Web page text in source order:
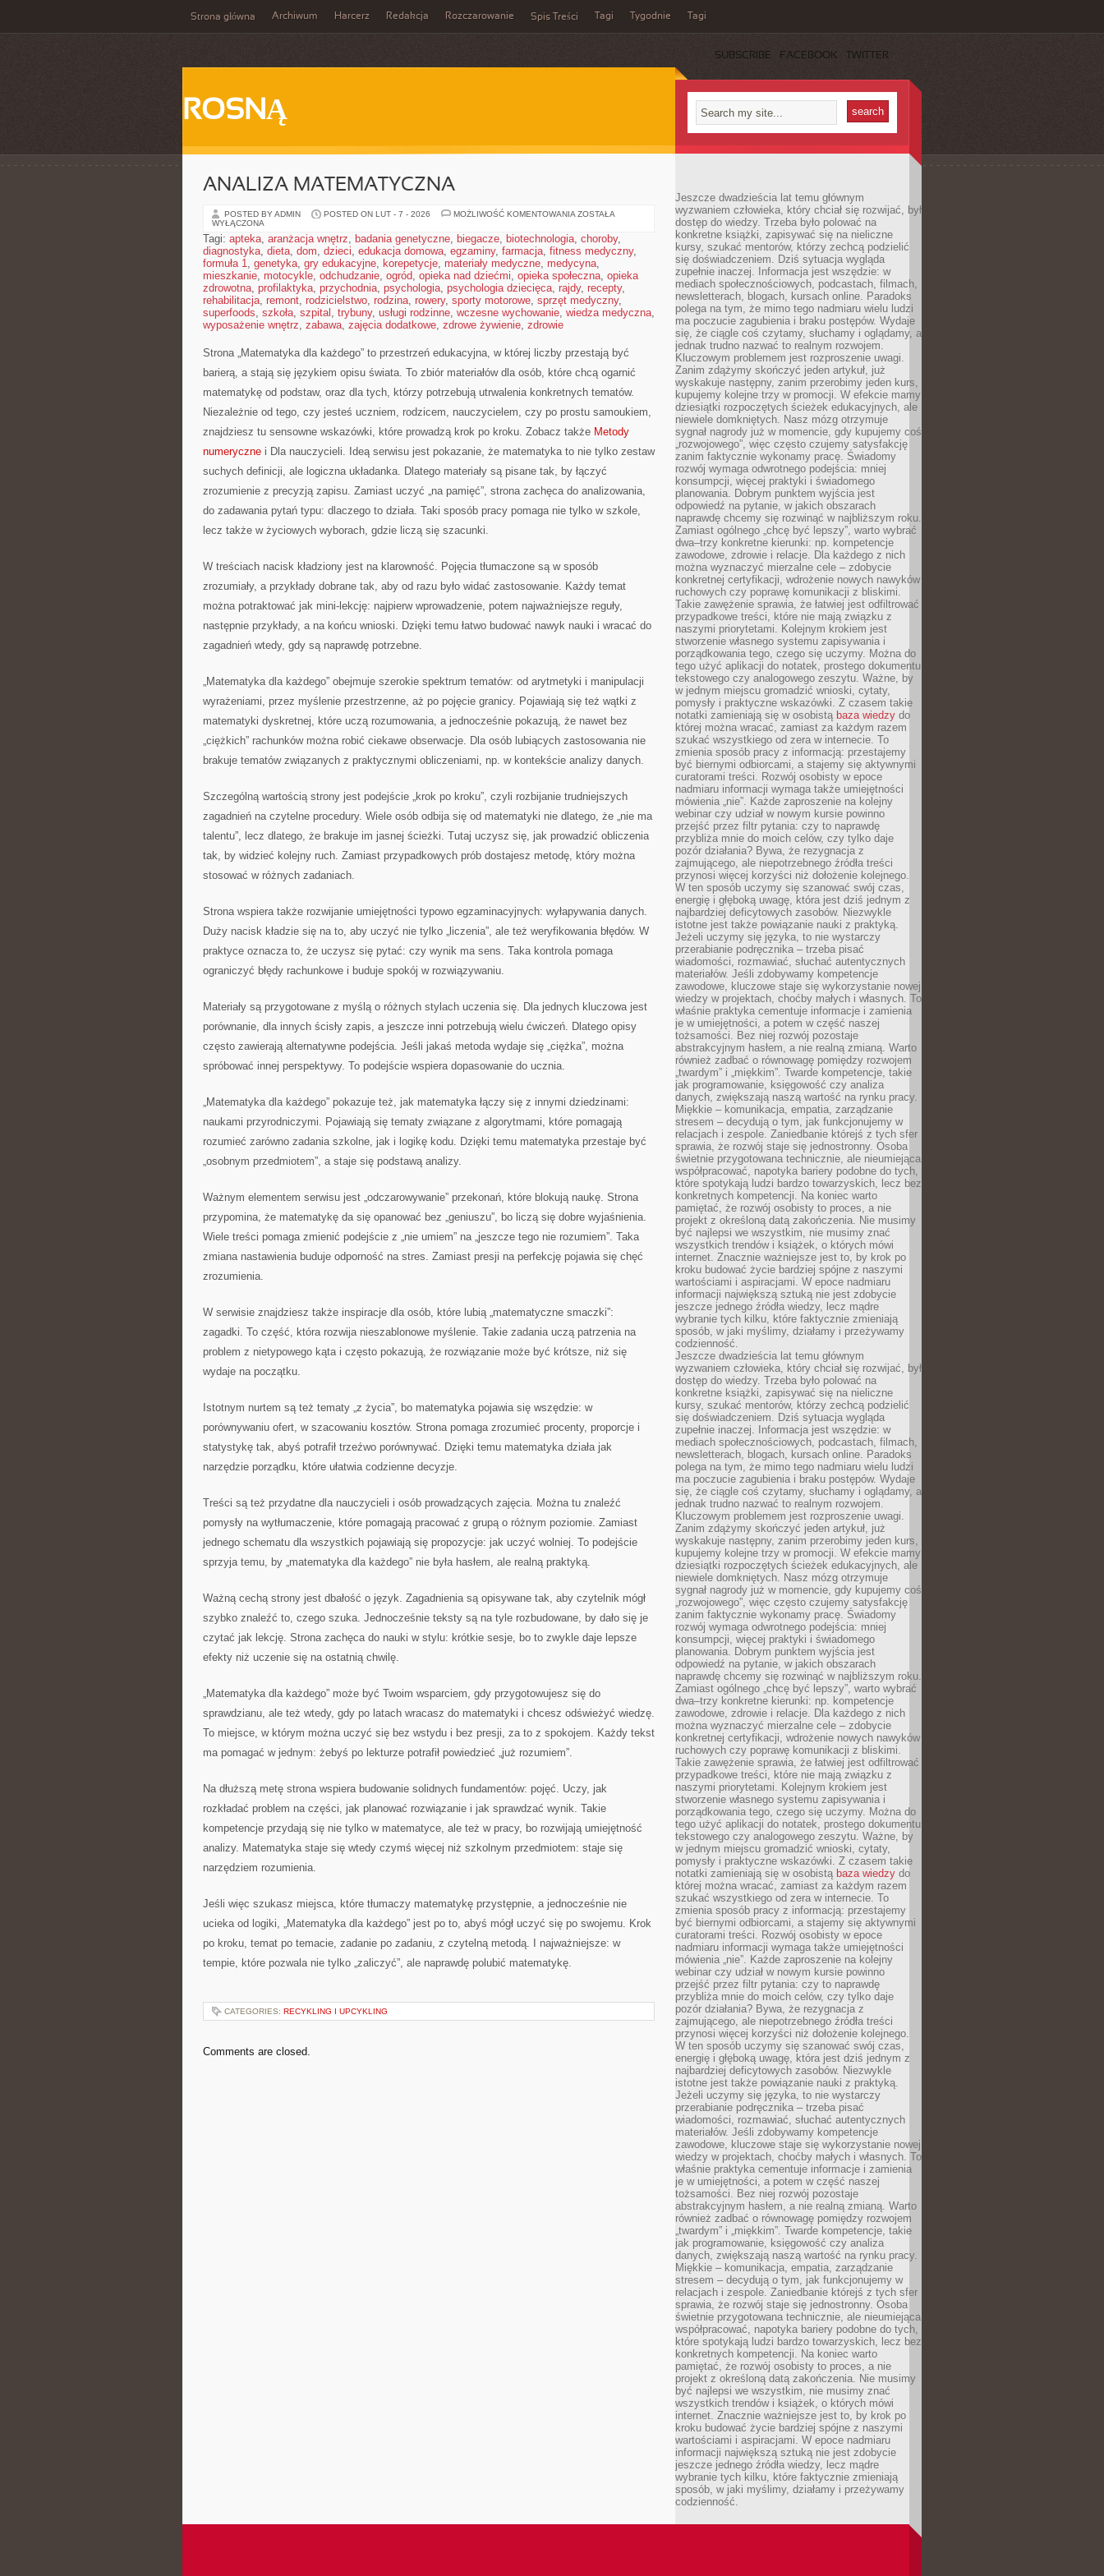
Strona główna Archiwum Harcerz Redakcja Rozczarowanie Spis Treści Tagi Tygodnie Tagi
SUBSCRIBE FACEBOOK TWITTER
ROSNĄ
ANALIZA MATEMATYCZNA
POSTED BY ADMIN POSTED ON LUT - 7 - 2026 MOŻLIWOŚĆ KOMENTOWANIA ANALIZA
ZOSTAŁA
WYŁĄCZONA
Tagi: apteka, aranżacja wnętrz, badania genetyczne, biegacze, biotechnologia, choroby,
diagnostyka, dieta, dom, dzieci, edukacja domowa, egzaminy, farmacja, fitness medyczny,
formuła 1, genetyka, gry edukacyjne, korepetycje, materiały medyczne, medycyna,
mieszkanie, motocykle, odchudzanie, ogród, opieka nad dziećmi, opieka społeczna, opieka
zdrowotna, profilaktyka, przychodnia, psychologia, psychologia dziecięca, rajdy, recepty,
rehabilitacja, remont, rodzicielstwo, rodzina, rowery, sporty motorowe, sprzęt medyczny,
superfoods, szkoła, szpital , trybuny, usługi rodzinne, wczesne wychowanie, wiedza medyczna,
wyposażenie wnętrz, zabawa, zajęcia dodatkowe, zdrowe żywienie, zdrowie
Strona „Matematyka dla każdego” to przestrzeń edukacyjna, w której liczby przestają być
barierą, a stają się językiem opisu świata. To zbiór materiałów dla osób, które chcą ogarnić
matematykę od podstaw, oraz dla tych, którzy potrzebują utrwalenia konkretnych tematów.
Niezależnie od tego, czy jesteś uczniem, rodzicem, nauczycielem, czy po prostu samoukiem,
znajdziesz tu sensowne wskazówki, które prowadzą krok po kroku. Zobacz także Metody
numeryczne i Dla nauczycieli. Ideą serwisu jest pokazanie, że matematyka to nie tylko zestaw
suchych definicji, ale logiczna układanka. Dlatego materiały są pisane tak, by łączyć
zrozumienie z precyzją zapisu. Zamiast uczyć „na pamięć”, strona zachęca do analizowania,
do zadawania pytań typu: dlaczego to działa. Taki sposób pracy pomaga nie tylko w szkole,
lecz także w życiowych wyborach, gdzie liczą się szacunki.
W treściach nacisk kładziony jest na klarowność. Pojęcia tłumaczone są w sposób
zrozumiały, a przykłady dobrane tak, aby od razu było widać zastosowanie. Każdy temat
można potraktować jak mini-lekcję: najpierw wprowadzenie, potem najważniejsze reguły,
następnie przykłady, a na końcu wnioski. Dzięki temu łatwo budować nawyk nauki i wracać do
zagadnień wtedy, gdy są naprawdę potrzebne.
„Matematyka dla każdego” obejmuje szerokie spektrum tematów: od arytmetyki i manipulacji
wyrażeniami, przez myślenie przestrzenne, aż po pojęcie granicy. Pojawiają się też wątki z
matematyki dyskretnej, które uczą rozumowania, a jednocześnie pokazują, że nawet bez
„ciężkich” rachunków można robić ciekawe obserwacje. Dla osób lubiących zastosowania nie
brakuje tematów związanych z praktycznymi obliczeniami, np. w kontekście analizy danych.
Szczególną wartością strony jest podejście „krok po kroku”, czyli rozbijanie trudniejszych
zagadnień na czytelne procedury. Wiele osób odbija się od matematyki nie dlatego, że „nie ma
talentu”, lecz dlatego, że brakuje im jasnej ścieżki. Tutaj uczysz się, jak prowadzić obliczenia
tak, by widzieć kolejny ruch. Zamiast przypadkowych prób dostajesz metodę, który można
stosować w różnych zadaniach.
Strona wspiera także rozwijanie umiejętności typowo egzaminacyjnych: wyłapywania danych.
Duży nacisk kładzie się na to, aby uczyć nie tylko „liczenia”, ale też weryfikowania błędów. W
praktyce oznacza to, że uczysz się pytać: czy wynik ma sens. Taka kontrola pomaga
ograniczyć błędy rachunkowe i buduje spokój w rozwiązywaniu.
Materiały są przygotowane z myślą o różnych stylach uczenia się. Dla jednych kluczowa jest
porównanie, dla innych ścisły zapis, a jeszcze inni potrzebują wielu ćwiczeń. Dlatego opisy
często zawierają alternatywne podejścia. Jeśli jakaś metoda wydaje się „ciężka”, można
spróbować innej perspektywy. To podejście wspiera dopasowanie do ucznia.
„Matematyka dla każdego” pokazuje też, jak matematyka łączy się z innymi dziedzinami:
naukami przyrodniczymi. Pojawiają się tematy związane z algorytmami, które pomagają
rozumieć zarówno zadania szkolne, jak i logikę kodu. Dzięki temu matematyka przestaje być
„osobnym przedmiotem”, a staje się podstawą analizy.
Ważnym elementem serwisu jest „odczarowywanie” przekonań, które blokują naukę. Strona
przypomina, że matematykę da się opanować bez „geniuszu”, bo liczą się dobre wyjaśnienia.
Wiele treści pomaga zmienić podejście z „nie umiem” na „jeszcze tego nie rozumiem”. Taka
zmiana nastawienia buduje odporność na stres. Zamiast presji na perfekcję pojawia się chęć
zrozumienia.
W serwisie znajdziesz także inspiracje dla osób, które lubią „matematyczne smaczki”:
zagadki. To część, która rozwija nieszablonowe myślenie. Takie zadania uczą patrzenia na
problem z nietypowego kąta i często pokazują, że rozwiązanie może być krótsze, niż się
wydaje na początku.
Istotnym nurtem są też tematy „z życia”, bo matematyka pojawia się wszędzie: w
porównywaniu ofert, w szacowaniu kosztów. Strona pomaga zrozumieć procenty, proporcje i
statystykę tak, abyś potrafił trzeźwo porównywać. Dzięki temu matematyka działa jak
narzędzie porządku, które ułatwia codzienne decyzje.
Treści są też przydatne dla nauczycieli i osób prowadzących zajęcia. Można tu znaleźć
pomysły na wytłumaczenie, które pomagają pracować z grupą o różnym poziomie. Zamiast
jednego schematu dla wszystkich pojawiają się propozycje: jak uczyć wolniej. To podejście
sprzyja temu, by „matematyka dla każdego” nie była hasłem, ale realną praktyką.
Ważną cechą strony jest dbałość o język. Zagadnienia są opisywane tak, aby czytelnik mógł
szybko znaleźć to, czego szuka. Jednocześnie teksty są na tyle rozbudowane, by dało się je
czytać jak lekcję. Strona zachęca do nauki w stylu: krótkie sesje, bo to zwykle daje lepsze
efekty niż uczenie się na ostatnią chwilę.
„Matematyka dla każdego” może być Twoim wsparciem, gdy przygotowujesz się do
sprawdzianu, ale też wtedy, gdy po latach wracasz do matematyki i chcesz odświeżyć wiedzę.
To miejsce, w którym można uczyć się bez wstydu i bez presji, za to z spokojem. Każdy tekst
ma pomagać w jednym: żebyś po lekturze potrafił powiedzieć „już rozumiem”.
Na dłuższą metę strona wspiera budowanie solidnych fundamentów: pojęć. Uczy, jak
rozkładać problem na części, jak planować rozwiązanie i jak sprawdzać wynik. Takie
kompetencje przydają się nie tylko w matematyce, ale też w pracy, bo rozwijają umiejętność
analizy. Matematyka staje się wtedy czymś więcej niż szkolnym przedmiotem: staje się
narzędziem rozumienia.
Jeśli więc szukasz miejsca, które tłumaczy matematykę przystępnie, a jednocześnie nie
ucieka od logiki, „Matematyka dla każdego” jest po to, abyś mógł uczyć się po swojemu. Krok
po kroku, temat po temacie, zadanie po zadaniu, z czytelną metodą. I najważniejsze: w
tempie, które pozwala nie tylko „zaliczyć”, ale naprawdę polubić matematykę.
CATEGORIES: RECYKLING I UPCYKLING
Comments are closed.
Jeszcze dwadzieścia lat temu głównym
wyzwaniem człowieka, który chciał się rozwijać, był
dostęp do wiedzy. Trzeba było polować na
konkretne książki, zapisywać się na nieliczne
kursy, szukać mentorów, którzy zechcą podzielić
się doświadczeniem. Dziś sytuacja wygląda
zupełnie inaczej. Informacja jest wszędzie: w
mediach społecznościowych, podcastach, filmach,
newsletterach, blogach, kursach online. Paradoks
polega na tym, że mimo tego nadmiaru wielu ludzi
ma poczucie zagubienia i braku postępów. Wydaje
się, że ciągle coś czytamy, słuchamy i oglądamy, a
jednak trudno nazwać to realnym rozwojem.
Kluczowym problemem jest rozproszenie uwagi.
Zanim zdążymy skończyć jeden artykuł, już
wyskakuje następny, zanim przerobimy jeden kurs,
kupujemy kolejne trzy w promocji. W efekcie mamy
dziesiątki rozpoczętych ścieżek edukacyjnych, ale
niewiele domkniętych. Nasz mózg otrzymuje
sygnał nagrody już w momencie, gdy kupujemy coś
„rozwojowego”, więc często czujemy satysfakcję
zanim faktycznie wykonamy pracę. Świadomy
rozwój wymaga odwrotnego podejścia: mniej
konsumpcji, więcej praktyki i świadomego
planowania. Dobrym punktem wyjścia jest
odpowiedź na pytanie, w jakich obszarach
naprawdę chcemy się rozwinąć w najbliższym roku.
Zamiast ogólnego „chcę być lepszy”, warto wybrać
dwa–trzy konkretne kierunki: np. kompetencje
zawodowe, zdrowie i relacje. Dla każdego z nich
można wyznaczyć mierzalne cele – zdobycie
konkretnej certyfikacji, wdrożenie nowych nawyków
ruchowych czy poprawę komunikacji z bliskimi.
Takie zawężenie sprawia, że łatwiej jest odfiltrować
przypadkowe treści, które nie mają związku z
naszymi priorytetami. Kolejnym krokiem jest
stworzenie własnego systemu zapisywania i
porządkowania tego, czego się uczymy. Można do
tego użyć aplikacji do notatek, prostego dokumentu
tekstowego czy analogowego zeszytu. Ważne, by
w jednym miejscu gromadzić wnioski, cytaty,
pomysły i praktyczne wskazówki. Z czasem takie
notatki zamieniają się w osobistą baza wiedzy do
której można wracać, zamiast za każdym razem
szukać wszystkiego od zera w internecie. To
zmienia sposób pracy z informacją: przestajemy
być biernymi odbiorcami, a stajemy się aktywnymi
curatorami treści. Rozwój osobisty w epoce
nadmiaru informacji wymaga także umiejętności
mówienia „nie”. Każde zaproszenie na kolejny
webinar czy udział w nowym kursie powinno
przejść przez filtr pytania: czy to naprawdę
przybliża mnie do moich celów, czy tylko daje
pozór działania? Bywa, że rezygnacja z
zajmującego, ale niepotrzebnego źródła treści
przynosi więcej korzyści niż dołożenie kolejnego.
W ten sposób uczymy się szanować swój czas,
energię i głęboką uwagę, która jest dziś jednym z
najbardziej deficytowych zasobów. Niezwykle
istotne jest także powiązanie nauki z praktyką.
Jeżeli uczymy się języka, to nie wystarczy
przerabianie podręcznika – trzeba pisać
wiadomości, rozmawiać, słuchać autentycznych
materiałów. Jeśli zdobywamy kompetencje
zawodowe, kluczowe staje się wykorzystanie nowej
wiedzy w projektach, choćby małych i własnych. To
właśnie praktyka cementuje informacje i zamienia
je w umiejętności, a potem w część naszej
tożsamości. Bez niej rozwój pozostaje
abstrakcyjnym hasłem, a nie realną zmianą. Warto
również zadbać o równowagę pomiędzy rozwojem
„twardym” i „miękkim”. Twarde kompetencje, takie
jak programowanie, księgowość czy analiza
danych, zwiększają naszą wartość na rynku pracy.
Miękkie – komunikacja, empatia, zarządzanie
stresem – decydują o tym, jak funkcjonujemy w
relacjach i zespole. Zaniedbanie którejś z tych sfer
sprawia, że rozwój staje się jednostronny. Osoba
świetnie przygotowana technicznie, ale nieumiejąca
współpracować, napotyka bariery podobne do tych,
które spotykają ludzi bardzo towarzyskich, lecz bez
konkretnych kompetencji. Na koniec warto
pamiętać, że rozwój osobisty to proces, a nie
projekt z określoną datą zakończenia. Nie musimy
być najlepsi we wszystkim, nie musimy znać
wszystkich trendów i książek, o których mówi
internet. Znacznie ważniejsze jest to, by krok po
kroku budować życie bardziej spójne z naszymi
wartościami i aspiracjami. W epoce nadmiaru
informacji największą sztuką nie jest zdobycie
jeszcze jednego źródła wiedzy, lecz mądre
wybranie tych kilku, które faktycznie zmieniają
sposób, w jaki myślimy, działamy i przeżywamy
codzienność.
Jeszcze dwadzieścia lat temu głównym
wyzwaniem człowieka, który chciał się rozwijać, był
dostęp do wiedzy. Trzeba było polować na
konkretne książki, zapisywać się na nieliczne
kursy, szukać mentorów, którzy zechcą podzielić
się doświadczeniem. Dziś sytuacja wygląda
zupełnie inaczej. Informacja jest wszędzie: w
mediach społecznościowych, podcastach, filmach,
newsletterach, blogach, kursach online. Paradoks
polega na tym, że mimo tego nadmiaru wielu ludzi
ma poczucie zagubienia i braku postępów. Wydaje
się, że ciągle coś czytamy, słuchamy i oglądamy, a
jednak trudno nazwać to realnym rozwojem.
Kluczowym problemem jest rozproszenie uwagi.
Zanim zdążymy skończyć jeden artykuł, już
wyskakuje następny, zanim przerobimy jeden kurs,
kupujemy kolejne trzy w promocji. W efekcie mamy
dziesiątki rozpoczętych ścieżek edukacyjnych, ale
niewiele domkniętych. Nasz mózg otrzymuje
sygnał nagrody już w momencie, gdy kupujemy coś
„rozwojowego”, więc często czujemy satysfakcję
zanim faktycznie wykonamy pracę. Świadomy
rozwój wymaga odwrotnego podejścia: mniej
konsumpcji, więcej praktyki i świadomego
planowania. Dobrym punktem wyjścia jest
odpowiedź na pytanie, w jakich obszarach
naprawdę chcemy się rozwinąć w najbliższym roku.
Zamiast ogólnego „chcę być lepszy”, warto wybrać
dwa–trzy konkretne kierunki: np. kompetencje
zawodowe, zdrowie i relacje. Dla każdego z nich
można wyznaczyć mierzalne cele – zdobycie
konkretnej certyfikacji, wdrożenie nowych nawyków
ruchowych czy poprawę komunikacji z bliskimi.
Takie zawężenie sprawia, że łatwiej jest odfiltrować
przypadkowe treści, które nie mają związku z
naszymi priorytetami. Kolejnym krokiem jest
stworzenie własnego systemu zapisywania i
porządkowania tego, czego się uczymy. Można do
tego użyć aplikacji do notatek, prostego dokumentu
tekstowego czy analogowego zeszytu. Ważne, by
w jednym miejscu gromadzić wnioski, cytaty,
pomysły i praktyczne wskazówki. Z czasem takie
notatki zamieniają się w osobistą baza wiedzy do
której można wracać, zamiast za każdym razem
szukać wszystkiego od zera w internecie. To
zmienia sposób pracy z informacją: przestajemy
być biernymi odbiorcami, a stajemy się aktywnymi
curatorami treści. Rozwój osobisty w epoce
nadmiaru informacji wymaga także umiejętności
mówienia „nie”. Każde zaproszenie na kolejny
webinar czy udział w nowym kursie powinno
przejść przez filtr pytania: czy to naprawdę
przybliża mnie do moich celów, czy tylko daje
pozór działania? Bywa, że rezygnacja z
zajmującego, ale niepotrzebnego źródła treści
przynosi więcej korzyści niż dołożenie kolejnego.
W ten sposób uczymy się szanować swój czas,
energię i głęboką uwagę, która jest dziś jednym z
najbardziej deficytowych zasobów. Niezwykle
istotne jest także powiązanie nauki z praktyką.
Jeżeli uczymy się języka, to nie wystarczy
przerabianie podręcznika – trzeba pisać
wiadomości, rozmawiać, słuchać autentycznych
materiałów. Jeśli zdobywamy kompetencje
zawodowe, kluczowe staje się wykorzystanie nowej
wiedzy w projektach, choćby małych i własnych. To
właśnie praktyka cementuje informacje i zamienia
je w umiejętności, a potem w część naszej
tożsamości. Bez niej rozwój pozostaje
abstrakcyjnym hasłem, a nie realną zmianą. Warto
również zadbać o równowagę pomiędzy rozwojem
„twardym” i „miękkim”. Twarde kompetencje, takie
jak programowanie, księgowość czy analiza
danych, zwiększają naszą wartość na rynku pracy.
Miękkie – komunikacja, empatia, zarządzanie
stresem – decydują o tym, jak funkcjonujemy w
relacjach i zespole. Zaniedbanie którejś z tych sfer
sprawia, że rozwój staje się jednostronny. Osoba
świetnie przygotowana technicznie, ale nieumiejąca
współpracować, napotyka bariery podobne do tych,
które spotykają ludzi bardzo towarzyskich, lecz bez
konkretnych kompetencji. Na koniec warto
pamiętać, że rozwój osobisty to proces, a nie
projekt z określoną datą zakończenia. Nie musimy
być najlepsi we wszystkim, nie musimy znać
wszystkich trendów i książek, o których mówi
internet. Znacznie ważniejsze jest to, by krok po
kroku budować życie bardziej spójne z naszymi
wartościami i aspiracjami. W epoce nadmiaru
informacji największą sztuką nie jest zdobycie
jeszcze jednego źródła wiedzy, lecz mądre
wybranie tych kilku, które faktycznie zmieniają
sposób, w jaki myślimy, działamy i przeżywamy
codzienność.